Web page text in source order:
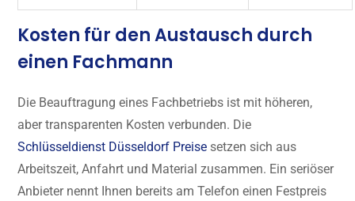
Kosten für den Austausch durch
einen Fachmann
Die Beauftragung eines Fachbetriebs ist mit höheren,
aber transparenten Kosten verbunden. Die
Schlüsseldienst Düsseldorf Preise setzen sich aus
Arbeitszeit, Anfahrt und Material zusammen. Ein seriöser
Anbieter nennt Ihnen bereits am Telefon einen Festpreis